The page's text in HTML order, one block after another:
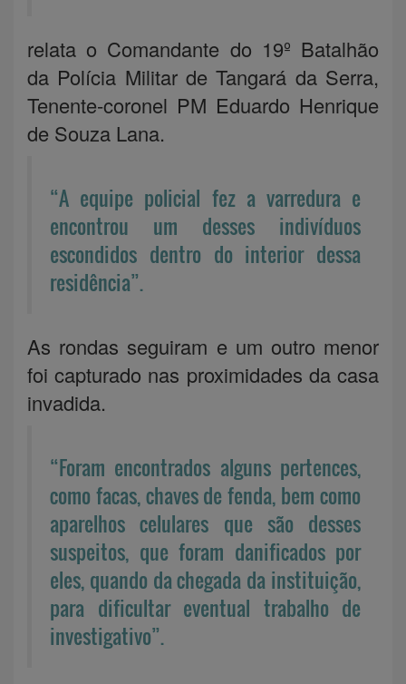
relata o Comandante do 19º Batalhão
da Polícia Militar de Tangará da Serra,
Tenente-coronel PM Eduardo Henrique
de Souza Lana.
“A equipe policial fez a varredura e
encontrou um desses indivíduos
escondidos dentro do interior dessa
residência”.
As rondas seguiram e um outro menor
foi capturado nas proximidades da casa
invadida.
“Foram encontrados alguns pertences,
como facas, chaves de fenda, bem como
aparelhos celulares que são desses
suspeitos, que foram danificados por
eles, quando da chegada da instituição,
para dificultar eventual trabalho de
investigativo”.